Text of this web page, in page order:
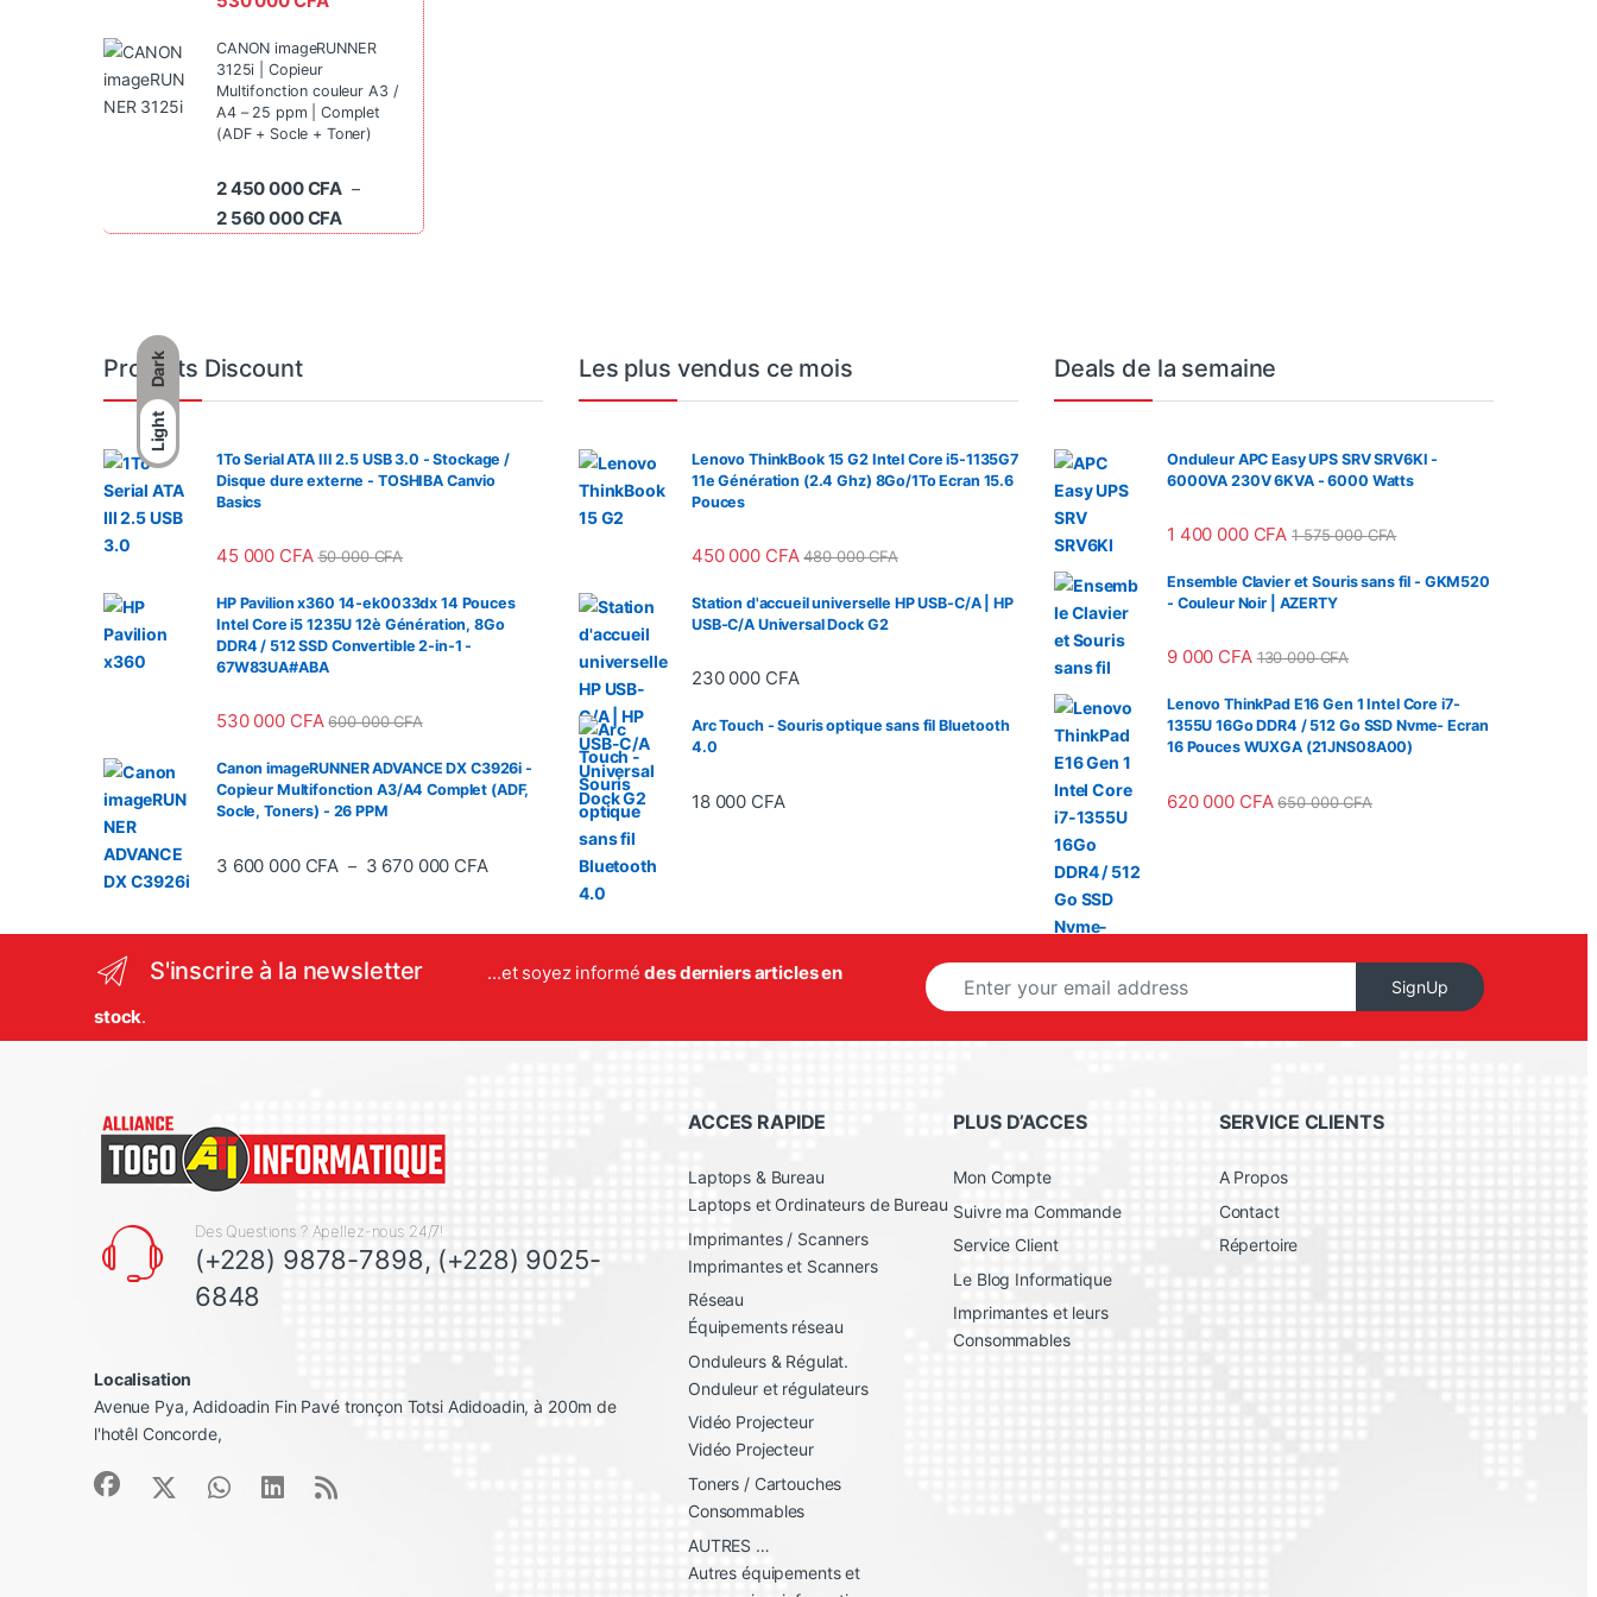
Dark
Light
CANON imageRUNNER
3125i | Copieur
Multifonction couleur A3 /
A4 – 25 ppm | Complet
(ADF + Socle + Toner)
2 450 000CFA –
2 560 000CFA Plage de prix : 2 450 000 CFA à 2 560 000 CFA
Produits Discount
1To Serial ATA III 2.5 USB 3.0 - Stockage /
Disque dure externe - TOSHIBA Canvio
Basics
45 000 CFA 50 000CFA
HP Pavilion x360 14-ek0033dx 14 Pouces
Intel Core i5 1235U 12è Génération, 8Go
DDR4 / 512 SSD Convertible 2-in-1 -
67W83UA#ABA
530 000 CFA 600 000CFA
Canon imageRUNNER ADVANCE DX C3926i -
Copieur Multifonction A3/A4 Complet (ADF,
Socle, Toners) - 26 PPM
3 600 000 CFA – 3 670 000 CFAPlage de prix : 3 600 000 CFA à 3 670 000 CFA
Les plus vendus ce mois
Lenovo ThinkBook 15 G2 Intel Core i5-1135G7
11e Génération (2.4 Ghz) 8Go/1To Ecran 15.6
Pouces
450 000 CFA 480 000CFA
Station d'accueil universelle HP USB-C/A | HP
USB-C/A Universal Dock G2
230 000 CFA
Arc Touch - Souris optique sans fil Bluetooth
4.0
18 000 CFA
Deals de la semaine
Onduleur APC Easy UPS SRV SRV6KI -
6000VA 230V 6KVA - 6000 Watts
1 400 000 CFA 1 575 000CFA
Ensemble Clavier et Souris sans fil - GKM520
- Couleur Noir | AZERTY
9 000 CFA 130 000CFA
Lenovo ThinkPad E16 Gen 1 Intel Core i7-
1355U 16Go DDR4 / 512 Go SSD Nvme- Ecran
16 Pouces WUXGA (21JNS08A00)
620 000 CFA 650 000CFA
S'inscrire à la newsletter ...et soyez informédes derniers articles en
stock.
E
m
i
SignUp
Des Questions ? Apellez-nous 24/7!
(+228) 9878-7898, (+228) 9025-
6848
Localisation
Avenue Pya, Adidoadin Fin Pavé tronçon Totsi Adidoadin, à 200m de
l'hotêl Concorde,
ACCES RAPIDE
Laptops & Bureau
Laptops et Ordinateurs de Bureau
Imprimantes / Scanners
Imprimantes et Scanners
Réseau
Équipements réseau
Onduleurs & Régulat.
Onduleur et régulateurs
Vidéo Projecteur
Vidéo Projecteur
Toners / Cartouches
Consommables
AUTRES …
Autres équipements et
PLUS D’ACCES
Mon Compte
Suivre ma Commande
Service Client
Le Blog Informatique
Imprimantes et leurs
Consommables
SERVICE CLIENTS
A Propos
Contact
Répertoire